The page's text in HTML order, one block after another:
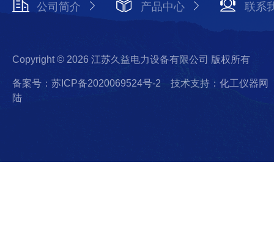
公司简介 产品中心 联系
Copyright © 2026 江苏久益电力设备有限公司 版权所有
备案号：苏ICP备2020069524号-2
技术支持：化工仪器网
陆